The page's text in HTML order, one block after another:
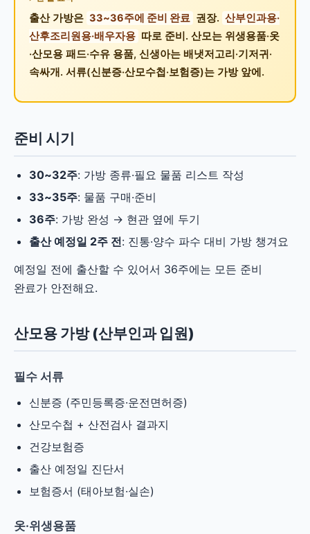
출산 가방은 33~36주에 준비 완료 권장. 산부인과용·
산후조리원용·배우자용 따로 준비. 산모는 위생용품·옷
·산모용 패드·수유 용품, 신생아는 배냇저고리·기저귀·
속싸개. 서류(신분증·산모수첩·보험증)는 가방 앞에.
준비 시기
30~32주: 가방 종류·필요 물품 리스트 작성
33~35주: 물품 구매·준비
36주: 가방 완성 → 현관 옆에 두기
출산 예정일 2주 전: 진통·양수 파수 대비 가방 챙겨요
예정일 전에 출산할 수 있어서 36주에는 모든 준비
완료가 안전해요.
산모용 가방 (산부인과 입원)
필수 서류
신분증 (주민등록증·운전면허증)
산모수첩 + 산전검사 결과지
건강보험증
출산 예정일 진단서
보험증서 (태아보험·실손)
옷·위생용품